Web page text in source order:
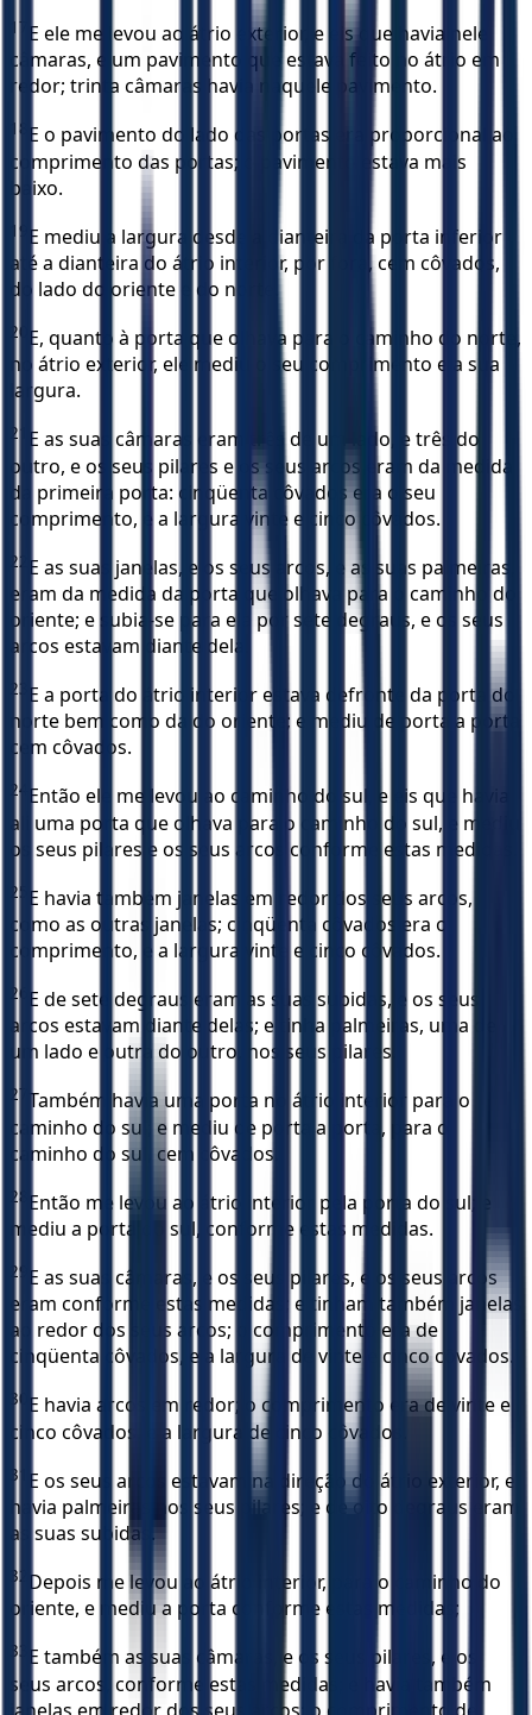
17 E ele me levou ao átrio exterior, e eis que havia nele
câmaras, e um pavimento que estava feito no átrio em
redor; trinta câmaras havia naquele pavimento.
18 E o pavimento do lado das portas era proporcional ao
comprimento das portas; o pavimento estava mais
baixo.
19 E mediu a largura desde a dianteira da porta inferior
até a dianteira do átrio interior, por fora, cem côvados,
do lado do oriente e do norte.
20 E, quanto à porta que olhava para o caminho do norte,
no átrio exterior, ele mediu o seu comprimento e a sua
largura.
21
E as suas câmaras eram três de um lado, e três do
outro, e os seus pilares e os seus arcos eram da medida
da primeira porta: cinqüenta côvados era o seu
comprimento, e a largura vinte e cinco côvados.
22 E as suas janelas, e os seus arcos, e as suas palmeiras,
eram da medida da porta que olhava para o caminho do
oriente; e subia-se para ela por sete degraus, e os seus
arcos estavam diante dela.
23 E a porta do átrio interior estava defronte da porta do
norte bem como da do oriente; e mediu de porta a porta
cem côvados.
24 Então ele me levou ao caminho do sul, e eis que havia
ali uma porta que olhava para o caminho do sul, e mediu
os seus pilares e os seus arcos conforme estas medidas.
25 E havia também janelas em redor dos seus arcos,
como as outras janelas; cinqüenta côvados era o
comprimento, e a largura vinte e cinco côvados.
26 E de sete degraus eram as suas subidas, e os seus
arcos estavam diante delas; e tinha palmeiras, uma de
um lado e outra do outro, nos seus pilares.
27 Também havia uma porta no átrio interior para o
caminho do sul; e mediu de porta a porta, para o
caminho do sul, cem côvados.
28 Então me levou ao átrio interior pela porta do sul; e
mediu a porta do sul, conforme estas medidas.
29 E as suas câmaras, e os seus pilares, e os seus arcos
eram conforme estas medidas; e tinham também janelas
ao redor dos seus arcos; o comprimento era de
cinqüenta côvados, e a largura de vinte e cinco côvados.
30 E havia arcos em redor; o comprimento era de vinte e
cinco côvados, e a largura de cinco côvados.
31
E os seus arcos estavam na direção do átrio exterior, e
havia palmeiras nos seus pilares; e de oito degraus eram
as suas subidas.
32 Depois me levou ao átrio interior, para o caminho do
oriente, e mediu a porta conforme estas medidas;
33 E também as suas câmaras, e os seus pilares, e os
seus arcos, conforme estas medidas; e havia também